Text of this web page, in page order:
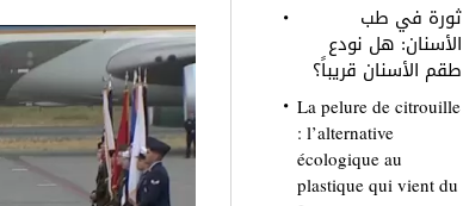
ثورة في طب
الأسنان: هل نودع
طقم الأسنان قريباً؟
La pelure de citrouille
: l’alternative
écologique au
plastique qui vient du